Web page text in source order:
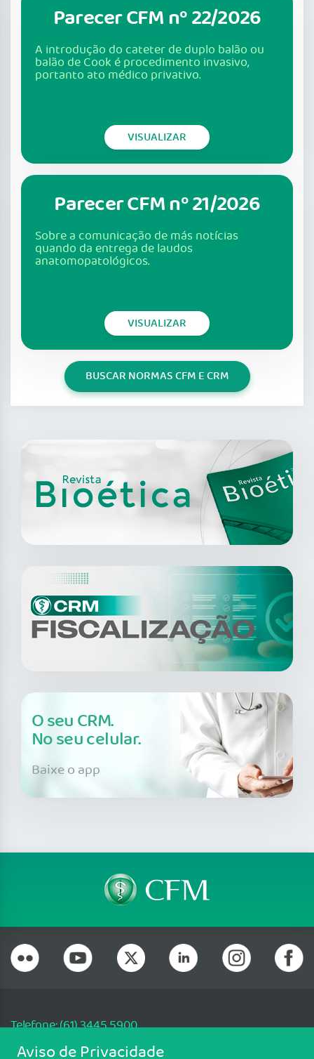
Parecer CFM nº 22/2026
A introdução do cateter de duplo balão ou
balão de Cook é procedimento invasivo,
portanto ato médico privativo.
VISUALIZAR
Parecer CFM nº 21/2026
Sobre a comunicação de más notícias
quando da entrega de laudos
anatomopatológicos.
VISUALIZAR
BUSCAR NORMAS CFM E CRM
O seu CRM.
No seu celular.
Baixe o app
Telefone: (61) 3445 5900
Email: cfm@portalmedico.org.br
Aviso de Privacidade